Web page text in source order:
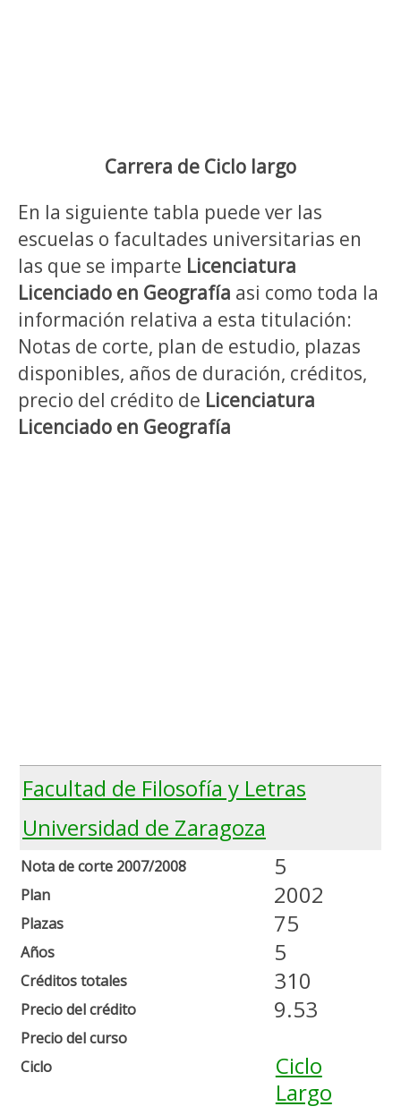
Carrera de Ciclo largo
En la siguiente tabla puede ver las
escuelas o facultades universitarias en
las que se imparte Licenciatura
Licenciado en Geografía asi como toda la
información relativa a esta titulación:
Notas de corte, plan de estudio, plazas
disponibles, años de duración, créditos,
precio del crédito de Licenciatura
Licenciado en Geografía
Facultad de Filosofía y Letras
Universidad de Zaragoza
Nota de corte 2007/2008
Plan
Plazas
Años
Créditos totales
Precio del crédito
Precio del curso
Ciclo
5
2002
75
5
310
9.53
Ciclo
Largo